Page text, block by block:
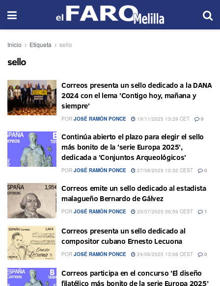
Inicio Etiqueta sello
sello
Correos presenta un sello dedicado a la DANA
2024 con el lema 'Contigo hoy, mañana y
siempre'
POR JOSÉ RAMÓN PONCE 19/11/2025 13:29 CET 0
Continúa abierto el plazo para elegir el sello
más bonito de la 'serie Europa 2025',
dedicada a 'Conjuntos Arqueológicos'
POR JOSÉ RAMÓN PONCE 27/08/2025 12:32 CEST 0
Correos emite un sello dedicado al estadista
malagueño Bernardo de Gálvez
POR JOSÉ RAMÓN PONCE 23/07/2025 09:59 CEST 1
Correos presenta un sello dedicado al
compositor cubano Ernesto Lecuona
POR JOSÉ RAMÓN PONCE 24/06/2025 13:08 CEST 0
Correos participa en el concurso 'El diseño
filatélico más bonito de la serie Europa 2025’